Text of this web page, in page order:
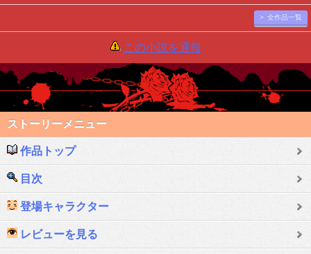
> 全作品一覧
この小説を通報
ストーリーメニュー
作品トップ
目次
登場キャラクター
レビューを見る